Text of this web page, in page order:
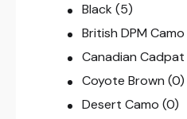
Black (5)
British DPM Camo
Canadian Cadpat
Coyote Brown (0)
Desert Camo (0)